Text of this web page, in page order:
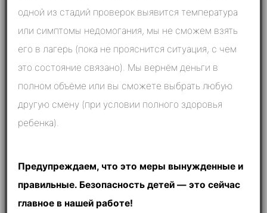
одной из стадий проверок выявится температура
или симптомы недомогания, мы не сможем взять
его в лагерь (пока не прояснится ситуация, с чем
это состояние связано). Мы вернём деньги в
полном объёме или вы сможете выбрать любую
другую смену (при условии полного здоровья
ребенка).
Предупреждаем, что это меры вынужденные и
правильные. Безопасность детей — это сейчас
главное в нашей работе!